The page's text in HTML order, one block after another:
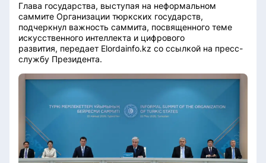
Глава государства, выступая на неформальном
саммите Организации тюркских государств,
подчеркнул важность саммита, посвященного теме
искусственного интеллекта и цифрового
развития, передает Elordainfo.kz со ссылкой на пресс-
службу Президента.